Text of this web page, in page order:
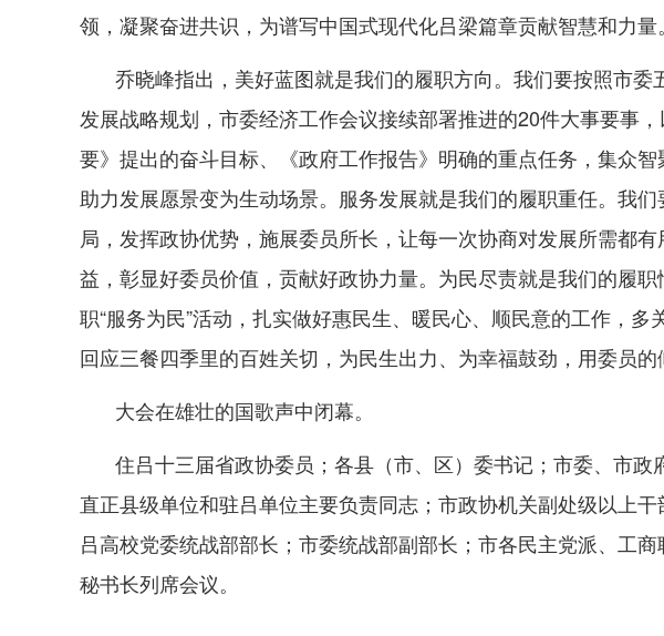
领，凝聚奋进共识，为谱写中国式现代化吕梁篇章贡献智慧和力量。
乔晓峰指出，美好蓝图就是我们的履职方向。我们要按照市
发展战略规划，市委经济工作会议接续部署推进的20件大事要事
要》提出的奋斗目标、《政府工作报告》明确的重点任务，集众智
助力发展愿景变为生动场景。服务发展就是我们的履职重任。我
局，发挥政协优势，施展委员所长，让每一次协商对发展所需都
益，彰显好委员价值，贡献好政协力量。为民尽责就是我们的履
职“服务为民”活动，扎实做好惠民生、暖民心、顺民意的工作，多
回应三餐四季里的百姓关切，为民生出力、为幸福鼓劲，用委员的
大会在雄壮的国歌声中闭幕。
住吕十三届省政协委员；各县（市、区）委书记；市委、市
直正县级单位和驻吕单位主要负责同志；市政协机关副处级以上
吕高校党委统战部部长；市委统战部副部长；市各民主党派、工
秘书长列席会议。